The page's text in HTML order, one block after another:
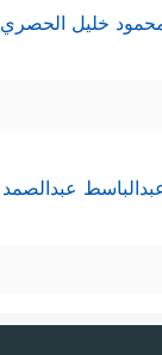
خليل الحصري
عبدالصمد